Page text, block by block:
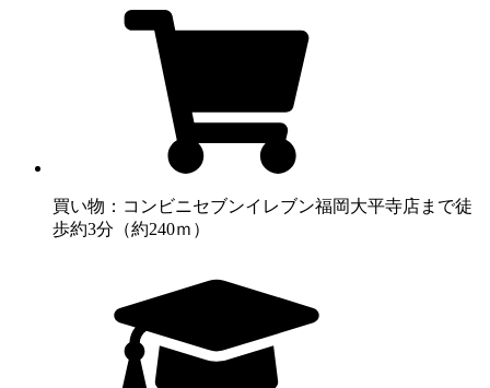
買い物：コンビニセブンイレブン福岡大平寺店まで徒
歩約3分（約240ｍ）